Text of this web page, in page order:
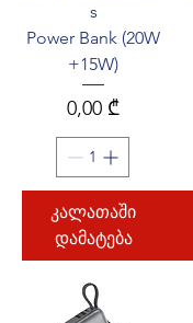
s
Power Bank (20W
+15W)
Price
0,00 ₾
კალათაში
დამატება